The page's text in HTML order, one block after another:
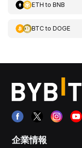
ETH to BNB
BTCto DOGE
企業情報